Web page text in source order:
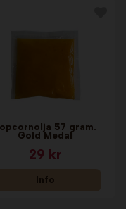
57 gram.
Gold Medal
29 kr
Info